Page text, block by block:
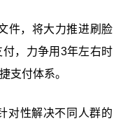
件，将大力推进刷脸
，力争用3年左右时
支付体系。
对性解决不同人群的